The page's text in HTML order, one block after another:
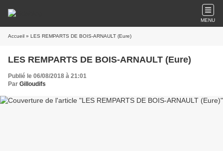
MENU
Accueil » LES REMPARTS DE BOIS-ARNAULT (Eure)
LES REMPARTS DE BOIS-ARNAULT (Eure)
Publié le 06/08/2018 à 21:01
Par Gilloudifs